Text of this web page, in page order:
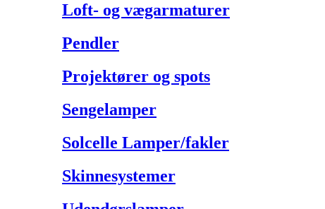
Loft- og vægarmaturer
Pendler
Projektører og spots
Sengelamper
Solcelle Lamper/fakler
Skinnesystemer